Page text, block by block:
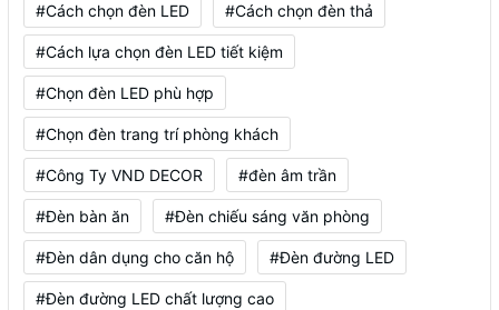
#Cách chọn đèn LED #Cách chọn đèn thả
#Cách lựa chọn đèn LED tiết kiệm
#Chọn đèn LED phù hợp
#Chọn đèn trang trí phòng khách
#Công Ty VND DECOR #đèn âm trần
#Đèn bàn ăn #Đèn chiếu sáng văn phòng
#Đèn dân dụng cho căn hộ #Đèn đường LED
#Đèn đường LED chất lượng cao